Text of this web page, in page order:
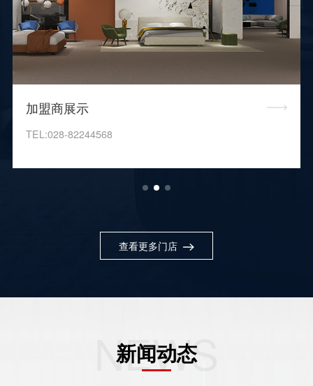
加盟商展示
TEL:028-82244568
查看更多门店
NEWS
新闻动态